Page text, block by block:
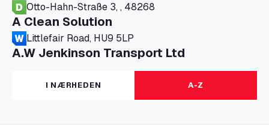
Otto-Hahn-Straße 3, , 48268
A Clean Solution
Littlefair Road, HU9 5LP
A.W Jenkinson Transport Ltd
Progress House, ME11 5GA
A+G Nettetal - Depot Parking
Am Panneschopp 7, 41334
I NÆRHEDEN A-Z